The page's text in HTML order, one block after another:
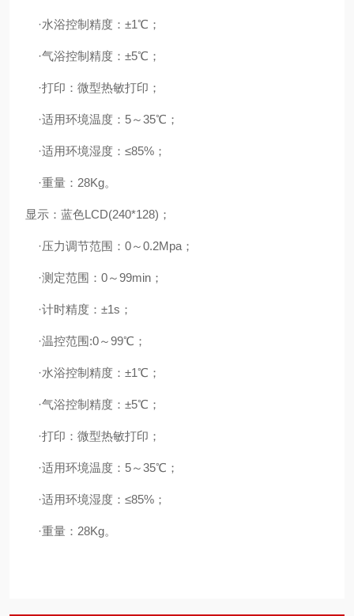
·水浴控制精度：±1℃；
·气浴控制精度：±5℃；
·打印：微型热敏打印；
·适用环境温度：5～35℃；
·适用环境湿度：≤85%；
·重量：28Kg。
显示：蓝色LCD(240*128)；
·压力调节范围：0～0.2Mpa；
·测定范围：0～99min；
·计时精度：±1s；
·温控范围:0～99℃；
·水浴控制精度：±1℃；
·气浴控制精度：±5℃；
·打印：微型热敏打印；
·适用环境温度：5～35℃；
·适用环境湿度：≤85%；
·重量：28Kg。